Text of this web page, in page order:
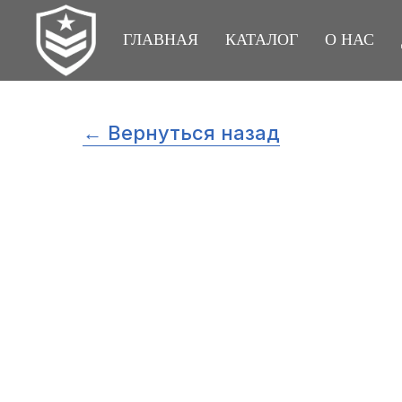
ГЛАВНАЯ КАТАЛОГ О НАС
← Вернуться назад